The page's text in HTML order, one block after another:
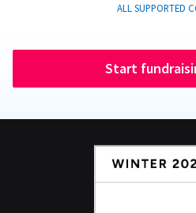
ALL SUPPORTED
Start